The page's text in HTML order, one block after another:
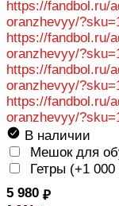
https://fandbol.ru/
oranzhevyy/
https://fandbol.ru/
oranzhevyy/
https://fandbol.ru/
oranzhevyy/
https://fandbol.ru/
oranzhevyy/
В наличии
Мешок для
Гетры (+1 000
5 980